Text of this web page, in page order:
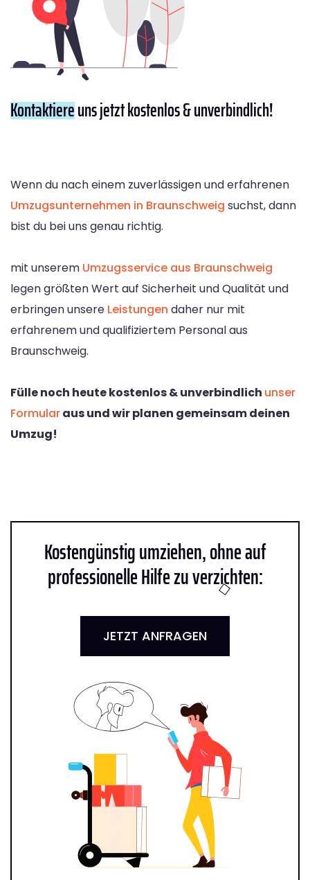
Kontaktiereuns jetzt kostenlos & unverbindlich!
Wenn du nach einem zuverlässigen und erfahrenen
Umzugsunternehmen in Braunschweig suchst, dann
bist du bei uns genau richtig.
mit unserem Umzugsservice aus Braunschweig
legen größten Wert auf Sicherheit und Qualität und
erbringen unsere Leistungen daher nur mit
erfahrenem und qualifiziertem Personal aus
Braunschweig.
Fülle noch heute kostenlos & unverbindlich unser
Formularaus und wir planen gemeinsam deinen
Umzug!
Kostengünstig umziehen, ohne auf
professionelle Hilfe zu verzichten:
JETZT ANFRAGEN